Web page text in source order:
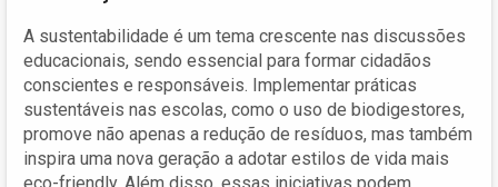
A sustentabilidade é um tema crescente nas discussões
educacionais, sendo essencial para formar cidadãos
conscientes e responsáveis. Implementar práticas
sustentáveis nas escolas, como o uso de biodigestores,
promove não apenas a redução de resíduos, mas também
inspira uma nova geração a adotar estilos de vida mais
eco-friendly. Além disso, essas iniciativas podem